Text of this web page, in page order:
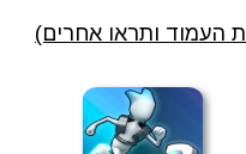
העמוד ותראו אחרים)